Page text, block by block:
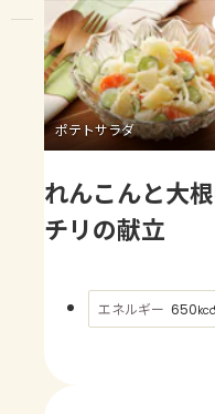
トーク
よくあるお
お買い物
AJINOMOTO
ポテトサラダ
れんこんと大
チリの献立
エネルギー 650